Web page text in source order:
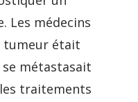
Les médecins
tumeur était
se métastasait
traitements